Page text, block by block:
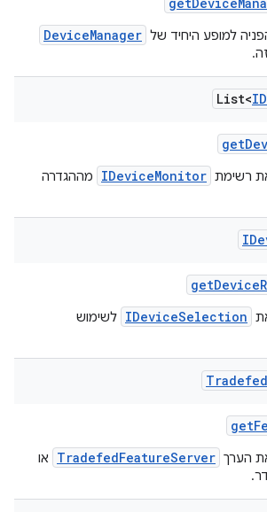
למופע היחיד של DeviceManager
List<
get
רשימת IDeviceMonitor
מההגדרה
getDevice
IDeviceSelection לשימוש
Tradefed
get
הערך TradefedFeatureServer
או